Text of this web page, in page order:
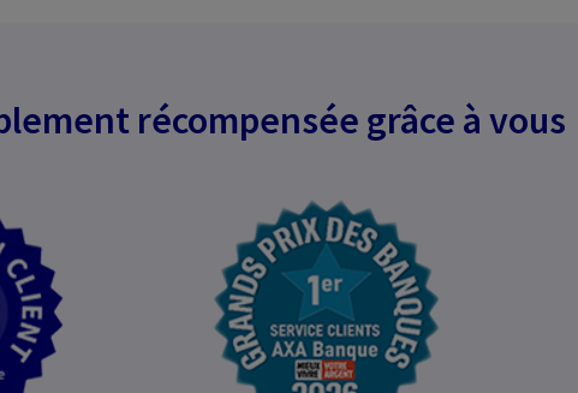
récompensée grâce à vous